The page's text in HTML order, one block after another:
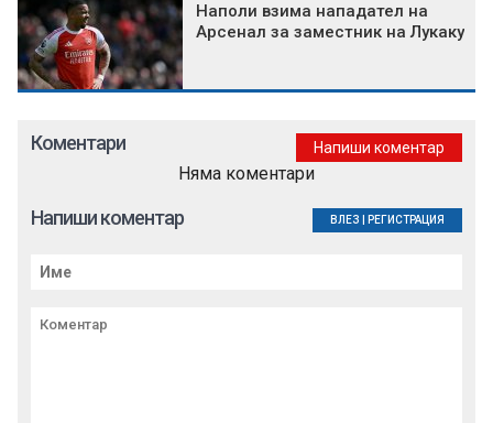
Наполи взима нападател на
Арсенал за заместник на Лукаку
Коментари Напиши коментар
Няма коментари
Напиши коментар ВЛЕЗ РЕГИСТРАЦИЯ